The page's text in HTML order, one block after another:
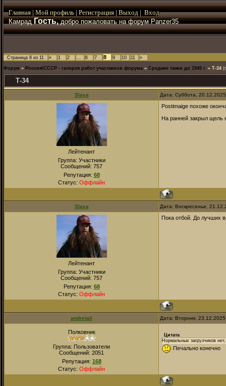
Главная | Мой профиль | Регистрация | Выход | Вход
КамрадГость,добро пожаловать на форум Panzer35
Страница 8 из 11 « 1 2 … 6 7 8 9 10 11 »
Форум » Россия/СССР - галерея работ участников форума » Средние танки до 1945 г. » Т-34
Т-34
Slava Дата: Суббота,
Лейтенант
Группа: Участники
Сообщений: 757
Репутация: 68
Статус: Оффлайн
Postimaige похоже
На ранней закрыл щель
Slava Дата: Воскресенье,
Лейтенант
Группа: Участники
Сообщений: 757
Репутация: 68
Статус: Оффлайн
Пока отбой. До лучших
andreiali Дата: Вторник,
Полковник
Группа: Пользователи
Сообщений: 2051
Репутация: 168
Статус: Оффлайн
Цитата
Нормальных загрузчиков
Печально конечно